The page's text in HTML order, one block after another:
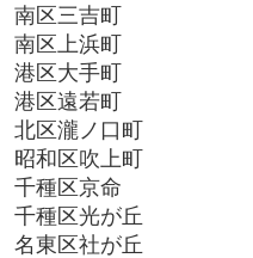
南区三吉町
南区上浜町
港区大手町
港区遠若町
北区瀧ノ口町
昭和区吹上町
千種区京命
千種区光が丘
名東区社が丘